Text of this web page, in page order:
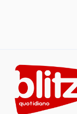
content